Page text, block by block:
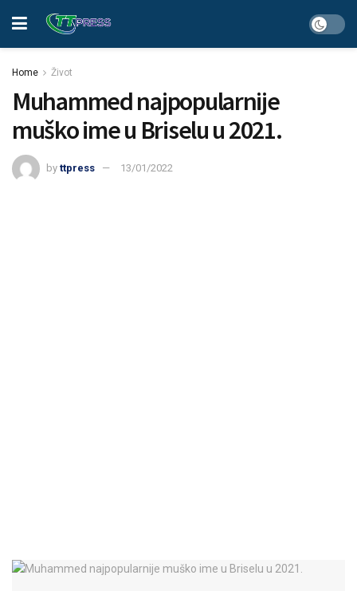
Home Život
Muhammed najpopularnije
muško ime u Briselu u 2021.
by ttpress 13/01/2022